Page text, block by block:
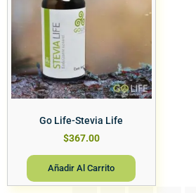
Go Life-Stevia Life
$367.00
Añadir Al Carrito